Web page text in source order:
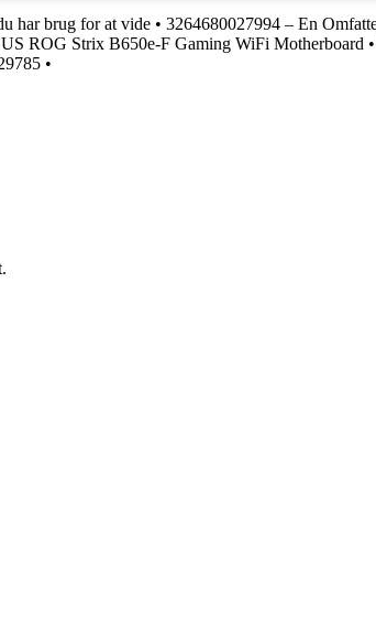
har brug for at vide • 3264680027994 – En
ROG Strix B650e-F Gaming WiFi Motherboard •
•